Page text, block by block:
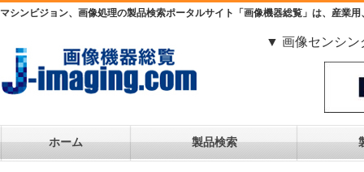
マシンビジョン、画像処理の製品検索ポータルサイト「画像機器総覧」は、産業
▼ 画像センシ
ホーム 製品検索